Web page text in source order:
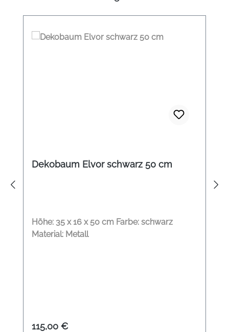
Dekobaum Elvor schwarz 50 cm
Höhe: 35 x 16 x 50 cm Farbe: schwarz
Material: Metall
Regulärer Preis:
115,00 €